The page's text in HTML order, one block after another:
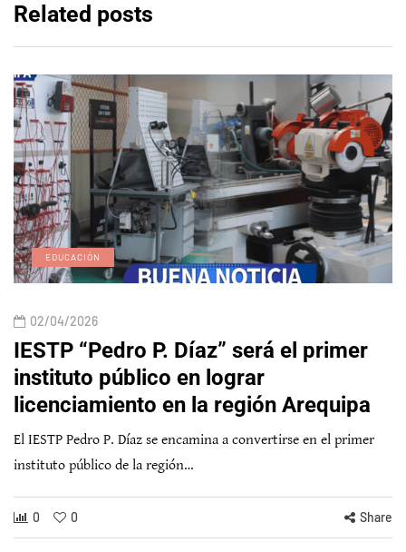
Related posts
EDUCACIÓN
02/04/2026
IESTP “Pedro P. Díaz” será el primer
instituto público en lograr
licenciamiento en la región Arequipa
El IESTP Pedro P. Díaz se encamina a convertirse en el primer
instituto público de la región…
0 0 Share